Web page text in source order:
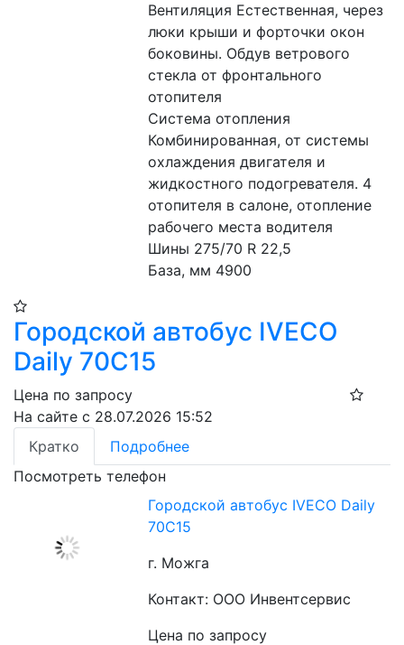
Вентиляция Естественная, через
люки крыши и форточки окон
боковины. Обдув ветрового
стекла от фронтального
отопителя
Система отопления
Комбинированная, от системы
охлаждения двигателя и
жидкостного подогревателя. 4
отопителя в салоне, отопление
рабочего места водителя
Шины 275/70 R 22,5
База, мм 4900
Городской автобус IVECO
Daily 70C15
Цена по запросу
На сайте с 28.07.2026 15:52
Кратко
Подробнее
Посмотреть телефон
Городской автобус IVECO Daily
70C15
г. Можга
Контакт: ООО Инвентсервис
Цена по запросу